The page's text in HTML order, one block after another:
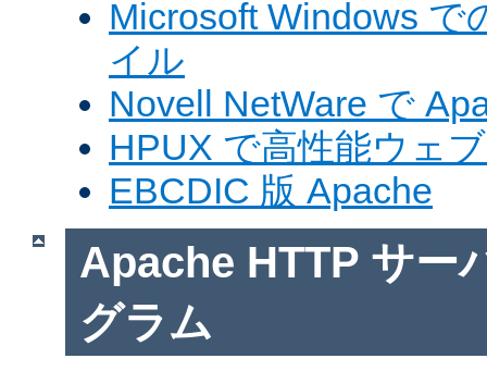
Microsoft Windows で
イル
Novell NetWare で
HPUX で高性能ウェ
EBCDIC 版 Apache
Apache HTTP サー
グラム